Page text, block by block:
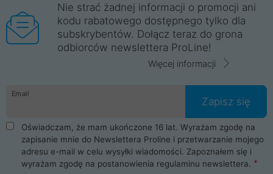
Nie strać żadnej informacji o promocji ani
kodu rabatowego dostępnego tylko dla
subskrybentów. Dołącz teraz do grona
odbiorców newslettera ProLine!
Więcej informacji
Email
Zapisz się
Oświadczam, że mam ukończone 16 lat. Wyrażam zgodę na
zapisanie mnie do Newslettera Proline i przetwarzanie mojego
adresu e-mail w celu wysyłki wiadomości. Zapoznałem się i
wyrażam zgodę na postanowienia regulaminu newslettera.